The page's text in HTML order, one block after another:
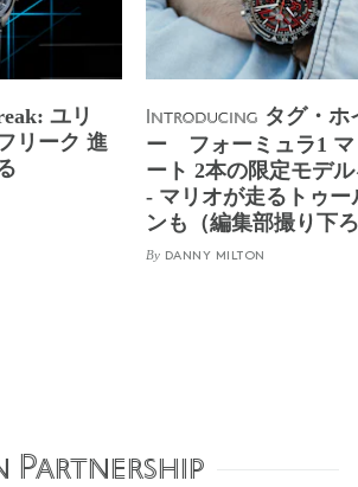
ユリ
リーク 進
Introducing タグ・ホ
ー フォーミュラ1 マ
ート 2本の限定モデ
- マリオが走るトゥー
ンも（編集部撮り下
By DANNY MILTON
Partnership